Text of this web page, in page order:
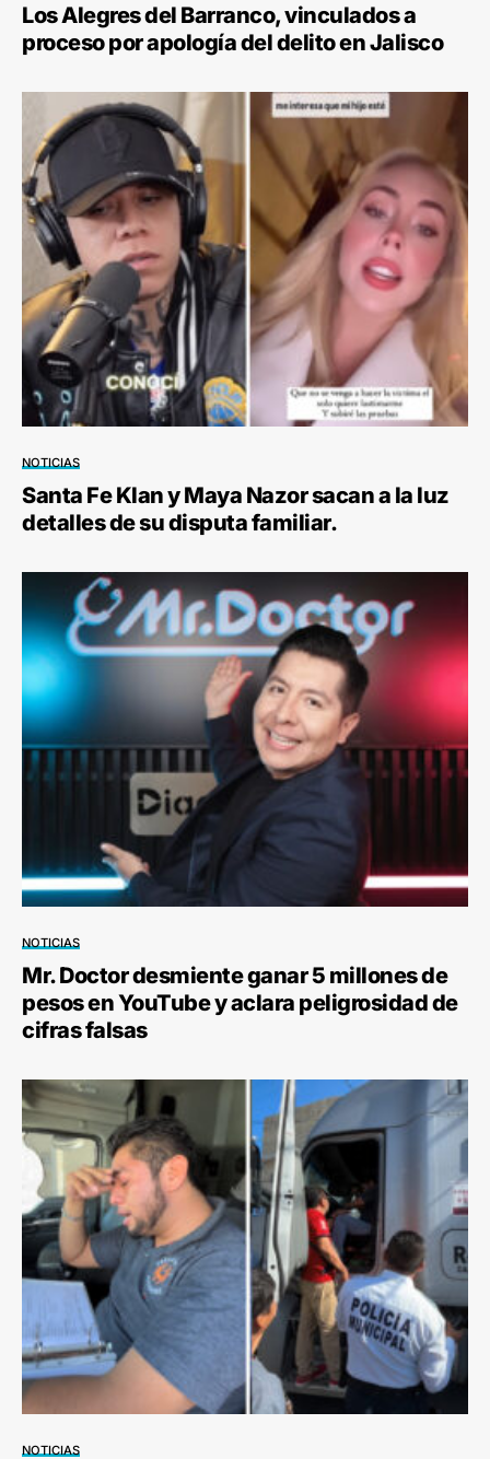
Los Alegres del Barranco, vinculados a
proceso por apología del delito en Jalisco
NOTICIAS
Santa Fe Klan y Maya Nazor sacan a la luz
detalles de su disputa familiar.
NOTICIAS
Mr. Doctor desmiente ganar 5 millones de
pesos en YouTube y aclara peligrosidad de
cifras falsas
NOTICIAS